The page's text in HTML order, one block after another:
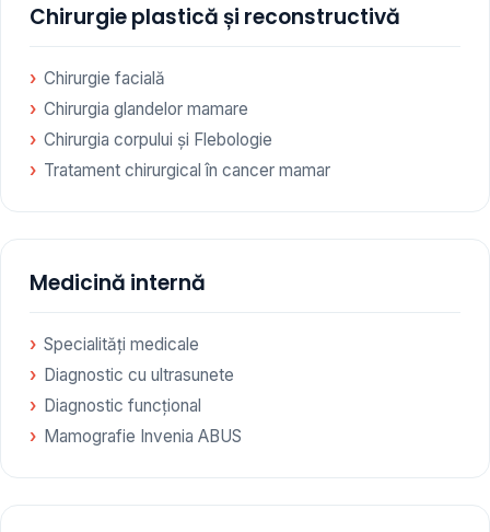
Chirurgie plastică și reconstructivă
Chirurgie facială
Chirurgia glandelor mamare
Chirurgia corpului și Flebologie
Tratament chirurgical în cancer mamar
Medicină internă
Specialități medicale
Diagnostic cu ultrasunete
Diagnostic funcțional
Mamografie Invenia ABUS